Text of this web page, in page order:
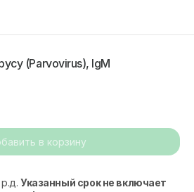
(Parvovirus), IgM
в корзину
р.д. Указанный срок не включает